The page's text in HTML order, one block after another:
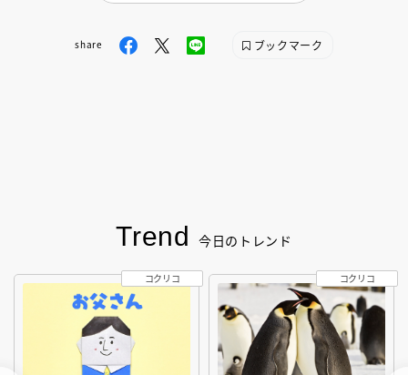
share ブックマーク
Trend 今日のトレンド
コクリコ コクリコ